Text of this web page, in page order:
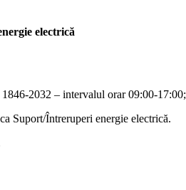
electrică
2032 – intervalul orar 09:00-17:00;
Suport/Întreruperi energie electrică.